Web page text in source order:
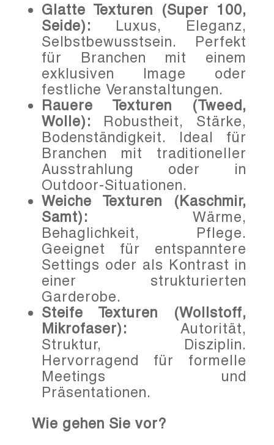
Glatte Texturen (Super 100,
Seide): Luxus, Eleganz,
Selbstbewusstsein. Perfekt
für Branchen mit einem
exklusiven Image oder
festliche Veranstaltungen.
Rauere Texturen (Tweed,
Wolle): Robustheit, Stärke,
Bodenständigkeit. Ideal für
Branchen mit traditioneller
Ausstrahlung oder in
Outdoor-Situationen.
Weiche Texturen (Kaschmir,
Samt): Wärme,
Behaglichkeit, Pflege.
Geeignet für entspanntere
Settings oder als Kontrast in
einer strukturierten
Garderobe.
Steife Texturen (Wollstoff,
Mikrofaser): Autorität,
Struktur, Disziplin.
Hervorragend für formelle
Meetings und
Präsentationen.
Wie gehen Sie vor?